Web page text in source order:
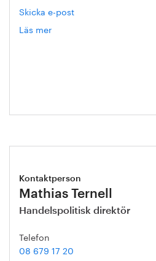
Skicka e-post
Läs mer
Kontaktperson
Mathias Ternell
Handelspolitisk direktör
Telefon
08 679 17 20